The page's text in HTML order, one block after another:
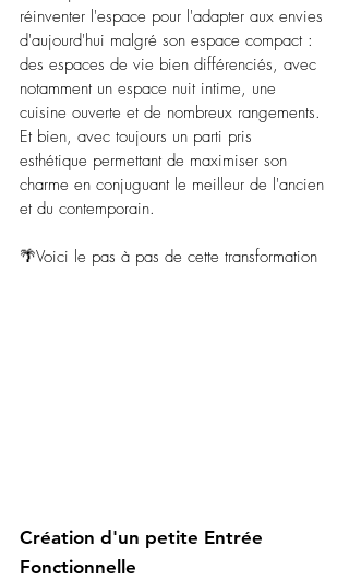
réinventer l'espace pour l'adapter aux envies
d'aujourd'hui malgré son espace compact :
des espaces de vie bien différenciés, avec
notamment un espace nuit intime, une
cuisine ouverte et de nombreux rangements.
Et bien, avec toujours un parti pris
esthétique permettant de maximiser son
charme en conjuguant le meilleur de l'ancien
et du contemporain.
🌴Voici le pas à pas de cette transformation
Création d'un petite Entrée
Fonctionnelle